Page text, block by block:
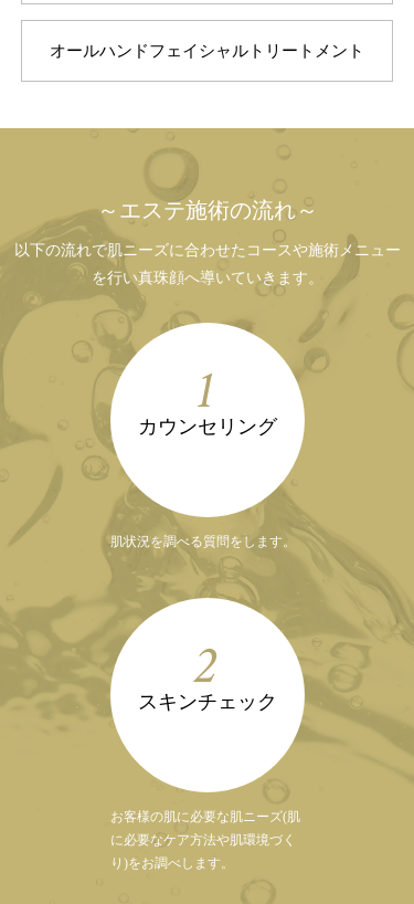
オールハンドフェイシャルトリートメント
～エステ施術の流れ～
以下の流れで肌ニーズに合わせたコースや施術メニュー
を行い真珠顔へ導いていきます。
1
カウンセリング
肌状況を調べる質問をします。
2
スキンチェック
お客様の肌に必要な肌ニーズ(肌
に必要なケア方法や肌環境づく
り)をお調べします。